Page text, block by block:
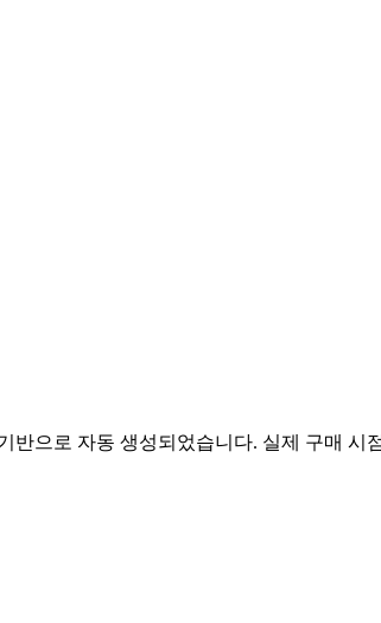
반으로 자동 생성되었습니다. 실제 구매 시